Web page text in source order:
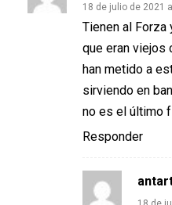
18 de julio de 2021
Tienen al Forza
que eran viejos
han metido a
sirviendo en
no es el último
Responder